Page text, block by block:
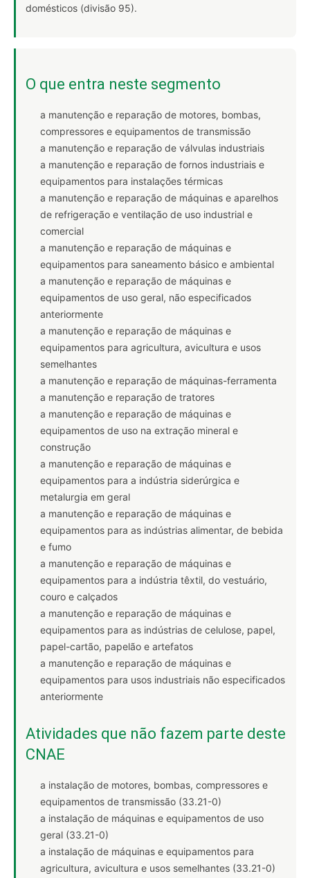
domésticos (divisão 95).
O que entra neste segmento
a manutenção e reparação de motores, bombas,
compressores e equipamentos de transmissão
a manutenção e reparação de válvulas industriais
a manutenção e reparação de fornos industriais e
equipamentos para instalações térmicas
a manutenção e reparação de máquinas e aparelhos
de refrigeração e ventilação de uso industrial e
comercial
a manutenção e reparação de máquinas e
equipamentos para saneamento básico e ambiental
a manutenção e reparação de máquinas e
equipamentos de uso geral, não especificados
anteriormente
a manutenção e reparação de máquinas e
equipamentos para agricultura, avicultura e usos
semelhantes
a manutenção e reparação de máquinas-ferramenta
a manutenção e reparação de tratores
a manutenção e reparação de máquinas e
equipamentos de uso na extração mineral e
construção
a manutenção e reparação de máquinas e
equipamentos para a indústria siderúrgica e
metalurgia em geral
a manutenção e reparação de máquinas e
equipamentos para as indústrias alimentar, de bebida
e fumo
a manutenção e reparação de máquinas e
equipamentos para a indústria têxtil, do vestuário,
couro e calçados
a manutenção e reparação de máquinas e
equipamentos para as indústrias de celulose, papel,
papel-cartão, papelão e artefatos
a manutenção e reparação de máquinas e
equipamentos para usos industriais não especificados
anteriormente
Atividades que não fazem parte deste
CNAE
a instalação de motores, bombas, compressores e
equipamentos de transmissão (33.21-0)
a instalação de máquinas e equipamentos de uso
geral (33.21-0)
a instalação de máquinas e equipamentos para
agricultura, avicultura e usos semelhantes (33.21-0)